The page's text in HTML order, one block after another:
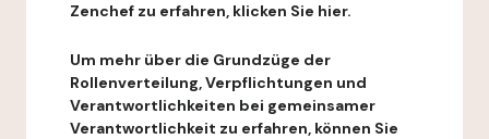
Zenchef zu erfahren, klicken Sie hier.
Um mehr über die Grundzüge der
Rollenverteilung, Verpflichtungen und
Verantwortlichkeiten bei gemeinsamer
Verantwortlichkeit zu erfahren, können Sie